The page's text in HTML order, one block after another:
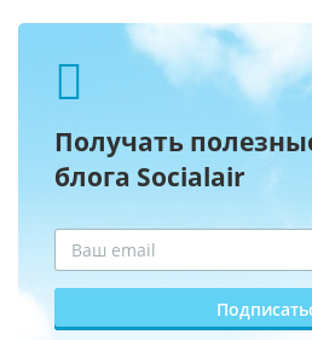
Получать
блога Socialair